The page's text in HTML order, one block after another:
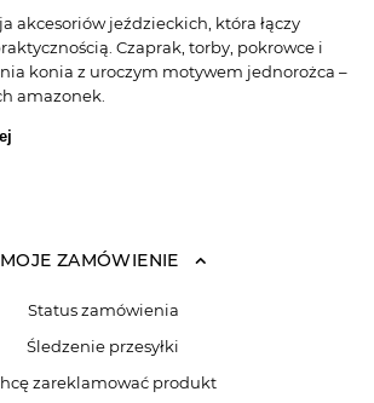
akcesoriów jeździeckich, która łączy
Czaprak, torby, pokrowce i
konia z uroczym motywem jednorożca –
amazonek.
MOJE ZAMÓWIENIE
Status zamówienia
Śledzenie przesyłki
zareklamować produkt